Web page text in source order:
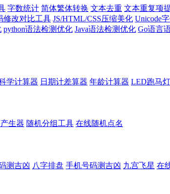
字数统计 简体繁体转换 文本去重 文本重复项
修改对比工具 JS/HTML/CSS压缩美化 Unicode
python语法检测优化 Java语法检测优化 Go语言
学计算器 日期计差算器 年龄计算器 LED跑马灯
生器 随机分组工具 在线随机点名
测吉凶 八字排盘 手机号码测吉凶 九宫飞星 在